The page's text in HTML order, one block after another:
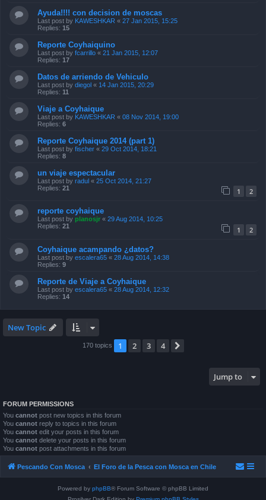
Ayuda!!!! con decision de moscas
Last post by KAWESHKAR « 27 Jan 2015, 15:25
Replies: 15
Reporte Coyhaiquino
Last post by fcarrillo « 21 Jan 2015, 12:07
Replies: 17
Datos de arriendo de Vehiculo
Last post by diegol « 14 Jan 2015, 20:29
Replies: 11
Viaje a Coyhaique
Last post by KAWESHKAR « 08 Nov 2014, 19:00
Replies: 6
Reporte Coyhaique 2014 (part 1)
Last post by fischer « 29 Oct 2014, 18:21
Replies: 8
un viaje espectacular
Last post by radul « 25 Oct 2014, 21:27
Replies: 21 1 2
reporte coyhaique
Last post by planosjr « 29 Aug 2014, 10:25
Replies: 21 1 2
Coyhaique acampando ¿datos?
Last post by escalera65 « 28 Aug 2014, 14:38
Replies: 9
Reporte de Viaje a Coyhaique
Last post by escalera65 « 28 Aug 2014, 12:32
Replies: 14
New Topic
170 topics 1 2 3 4
Jump to
FORUM PERMISSIONS
You cannot post new topics in this forum
You cannot reply to topics in this forum
You cannot edit your posts in this forum
You cannot delete your posts in this forum
You cannot post attachments in this forum
Pescando Con Mosca El Foro de la Pesca con Mosca en Chile
Powered by phpBB® Forum Software © phpBB Limited